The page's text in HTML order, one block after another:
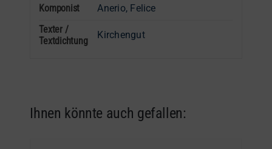
Komponist
Anerio, Felice
Texter /
Textdichtung
Kirchengut
Ihnen könnte auch gefallen: